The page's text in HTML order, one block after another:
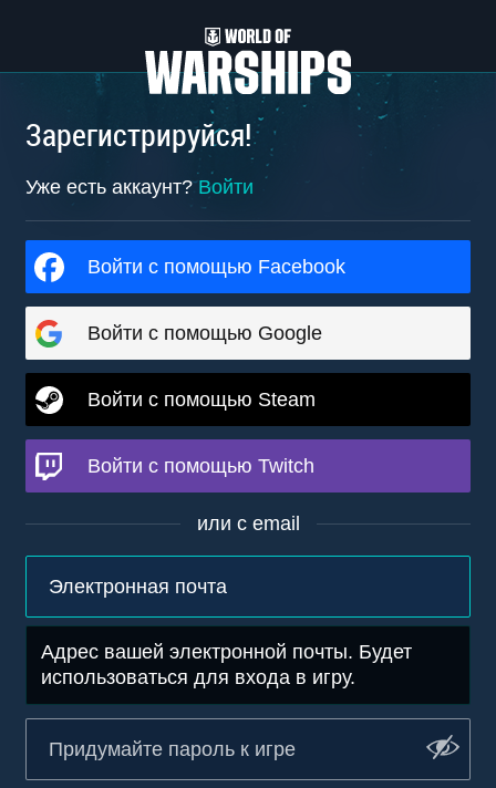
Зарегистрируйся!
Уже есть аккаунт?Войти
Войти с помощью Facebook
Войти с помощью Google
Войти с помощью Steam
Войти с помощью Twitch
или с email
Адрес вашей электронной почты. Будет
использоваться для входа в игру.